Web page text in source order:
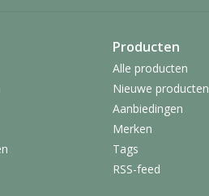
Producten
Alle producten
Nieuwe producten
Aanbiedingen
Merken
Tags
RSS-feed